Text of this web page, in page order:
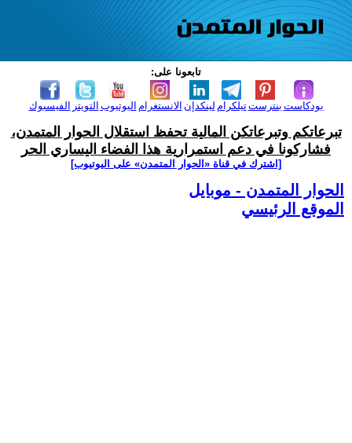
تابعونا على:
الفيسبوك التويتر اليوتيوب الانستغرام لينكدإن تيلكرامبنترست بودكاست
تبرعاتكم وتبرعاتكن المالية تحفظ استقلال الحوار المتمدن،
فشاركونا في دعم استمرارية هذا الفضاء اليساري الحر
[اشترك في قناة ‫«الحوار المتمدن» على اليوتيوب]
الحوار المتمدن - موبايل
الموقع الرئيسي